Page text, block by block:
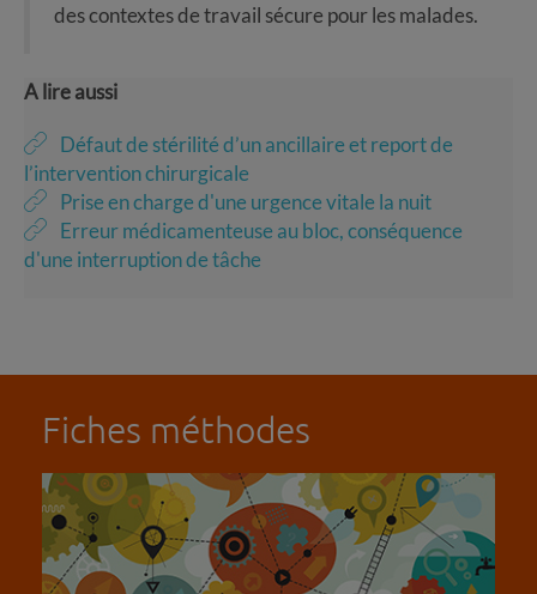
des contextes de travail sécure pour les malades.
A lire aussi
Défaut de stérilité d’un ancillaire et report de
l’intervention chirurgicale
Prise en charge d'une urgence vitale la nuit
Erreur médicamenteuse au bloc, conséquence
d'une interruption de tâche
Fiches méthodes